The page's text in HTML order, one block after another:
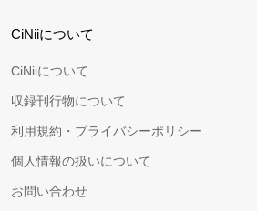
CiNiiについて
CiNiiについて
収録刊行物について
利用規約・プライバシーポリシー
個人情報の扱いについて
お問い合わせ